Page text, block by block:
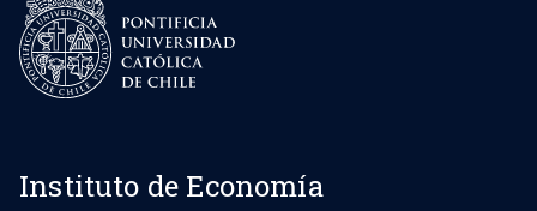
Instituto de Economía